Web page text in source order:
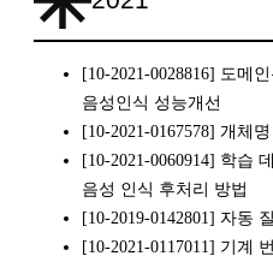
[10-2021-0028816] 도메
음성인식 성능개선
[10-2021-0167578] 개체
[10-2021-0060914] 학습
음성 인식 후처리 방법
[10-2019-0142801] 자동
[10-2021-0117011] 기계